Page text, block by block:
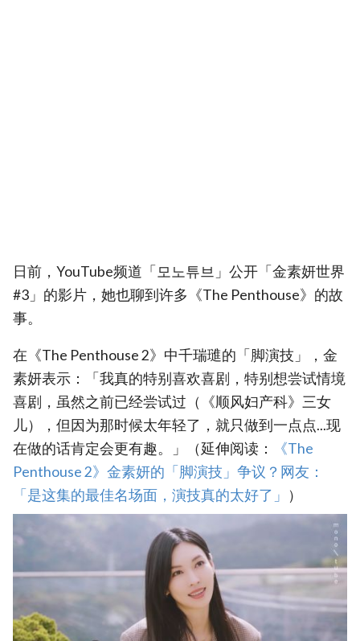
日前，YouTube频道「모노튜브」公开「金素妍世界
#3」的影片，她也聊到许多《The Penthouse》的故
事。
在《The Penthouse 2》中千瑞璡的「脚演技」，金
素妍表示：「我真的特别喜欢喜剧，特别想尝试情境
喜剧，虽然之前已经尝试过（《顺风妇产科》三女
儿），但因为那时候太年轻了，就只做到一点点...现
在做的话肯定会更有趣。」（延伸阅读：
《The
Penthouse 2》金素妍的「脚演技」争议？网友：
「是这集的最佳名场面，演技真的太好了」
）